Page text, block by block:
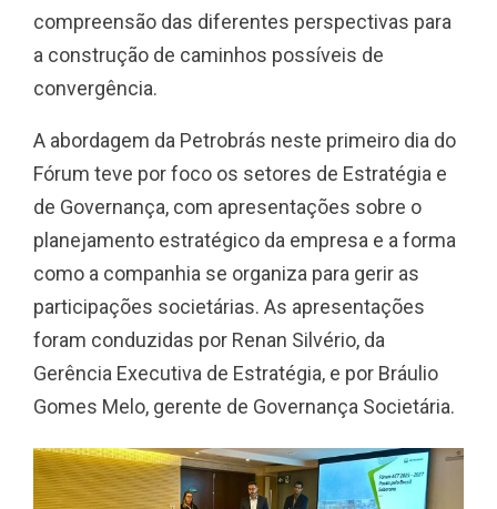
compreensão das diferentes perspectivas para
a construção de caminhos possíveis de
convergência.
A abordagem da Petrobrás neste primeiro dia do
Fórum teve por foco os setores de Estratégia e
de Governança, com apresentações sobre o
planejamento estratégico da empresa e a forma
como a companhia se organiza para gerir as
participações societárias. As apresentações
foram conduzidas por Renan Silvério, da
Gerência Executiva de Estratégia, e por Bráulio
Gomes Melo, gerente de Governança Societária.